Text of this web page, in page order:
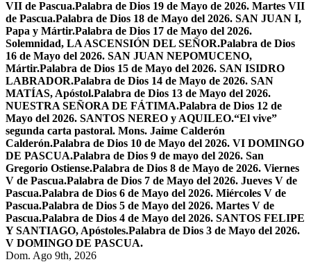
VII de Pascua.Palabra de Dios 19 de Mayo de 2026. Martes VII
de Pascua.Palabra de Dios 18 de Mayo del 2026. SAN JUAN I,
Papa y Mártir.Palabra de Dios 17 de Mayo del 2026.
Solemnidad, LA ASCENSIÓN DEL SEÑOR.Palabra de Dios
16 de Mayo del 2026. SAN JUAN NEPOMUCENO,
Mártir.Palabra de Dios 15 de Mayo del 2026. SAN ISIDRO
LABRADOR.Palabra de Dios 14 de Mayo de 2026. SAN
MATÍAS, Apóstol.Palabra de Dios 13 de Mayo del 2026.
NUESTRA SEÑORA DE FÁTIMA.Palabra de Dios 12 de
Mayo del 2026. SANTOS NEREO y AQUILEO.“El vive”
segunda carta pastoral. Mons. Jaime Calderón
Calderón.Palabra de Dios 10 de Mayo del 2026. VI DOMINGO
DE PASCUA.Palabra de Dios 9 de mayo del 2026. San
Gregorio Ostiense.Palabra de Dios 8 de Mayo de 2026. Viernes
V de Pascua.Palabra de Dios 7 de Mayo del 2026. Jueves V de
Pascua.Palabra de Dios 6 de Mayo del 2026. Miércoles V de
Pascua.Palabra de Dios 5 de Mayo del 2026. Martes V de
Pascua.Palabra de Dios 4 de Mayo del 2026. SANTOS FELIPE
Y SANTIAGO, Apóstoles.Palabra de Dios 3 de Mayo del 2026.
V DOMINGO DE PASCUA.
Dom. Ago 9th, 2026